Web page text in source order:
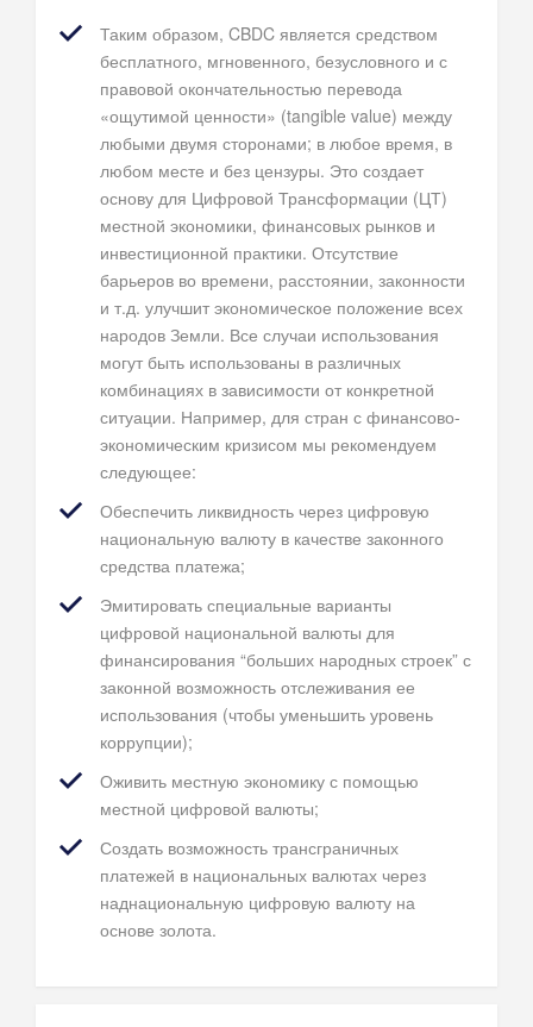
Таким образом, CBDC является средством
бесплатного, мгновенного, безусловного и с
правовой окончательностью перевода
«ощутимой ценности» (tangible value) между
любыми двумя сторонами; в любое время, в
любом месте и без цензуры. Это создает
основу для Цифровой Трансформации (ЦТ)
местной экономики, финансовых рынков и
инвестиционной практики. Отсутствие
барьеров во времени, расстоянии, законности
и т.д. улучшит экономическое положение всех
народов Земли. Все случаи использования
могут быть использованы в различных
комбинациях в зависимости от конкретной
ситуации. Например, для стран с финансово-
экономическим кризисом мы рекомендуем
следующее:
Обеспечить ликвидность через цифровую
национальную валюту в качестве законного
средства платежа;
Эмитировать специальные варианты
цифровой национальной валюты для
финансирования “больших народных строек” с
законной возможность отслеживания ее
использования (чтобы уменьшить уровень
коррупции);
Оживить местную экономику с помощью
местной цифровой валюты;
Создать возможность трансграничных
платежей в национальных валютах через
наднациональную цифровую валюту на
основе золота.